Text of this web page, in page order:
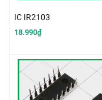
IC IR2103
18.990₫